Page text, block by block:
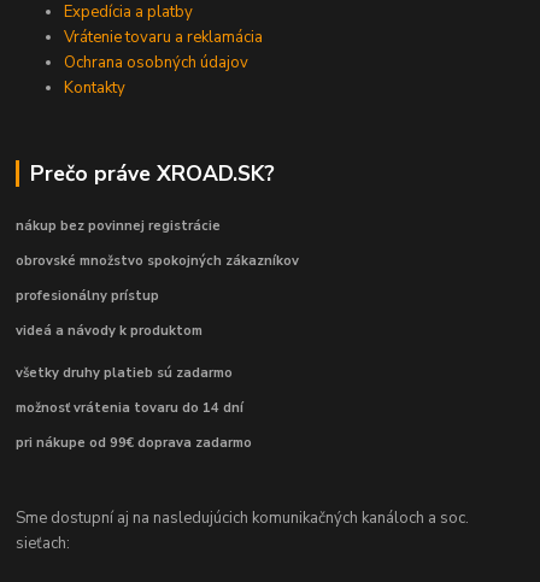
Expedícia a platby
Vrátenie tovaru a reklamácia
Ochrana osobných údajov
Kontakty
Prečo práve XROAD.SK?
nákup bez povinnej registrácie
obrovské množstvo spokojných zákazníkov
profesionálny prístup
videá a návody k produktom
všetky druhy platieb sú zadarmo
možnosť vrátenia tovaru do 14 dní
pri nákupe od 99€ doprava zadarmo
Sme dostupní aj na nasledujúcich komunikačných kanáloch a soc.
sieťach: